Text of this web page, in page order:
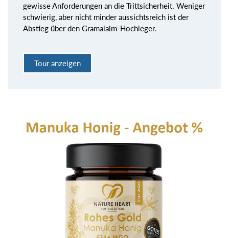
gewisse Anforderungen an die Trittsicherheit. Weniger
schwierig, aber nicht minder aussichtsreich ist der
Abstieg über den Gramaialm-Hochleger.
Tour anzeigen